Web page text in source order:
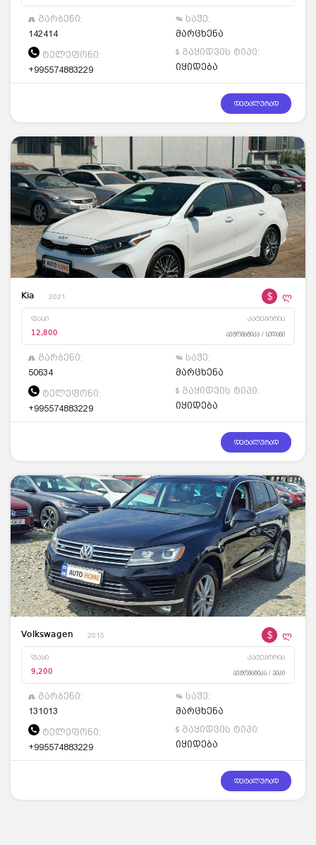
გარბენი:
142414
საჭე:
მარცხენა
ტელეფონი:
+995574883229
გაყიდვის ტიპი:
იყიდება
დეტალურად
Kia 2021 $ ლ
ფასი კატეგორია
12,800 ავტომატიკა / სედანი
გარბენი:
50634
საჭე:
მარცხენა
ტელეფონი:
+995574883229
გაყიდვის ტიპი:
იყიდება
დეტალურად
Volkswagen 2015 $ ლ
ფასი კატეგორია
9,200 ავტომატიკა / ჯიპი
გარბენი:
131013
საჭე:
მარცხენა
ტელეფონი:
+995574883229
გაყიდვის ტიპი:
იყიდება
დეტალურად